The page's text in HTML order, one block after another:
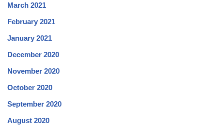
March 2021
February 2021
January 2021
December 2020
November 2020
October 2020
September 2020
August 2020